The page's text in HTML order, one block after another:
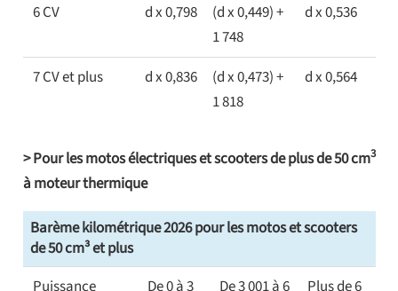
6 CV d x 0,798
(d x 0,449) +
1 748
d x 0,536
7 CV et plus d x 0,836
(d x 0,473) +
1 818
d x 0,564
> Pour les motos électriques et scooters de plus de 50 cm3
à moteur thermique
Barème kilométrique 2026 pour les motos et scooters
de 50 cm³ et plus
Puissance
De 0 à 3 De 3 001 à 6 Plus de 6